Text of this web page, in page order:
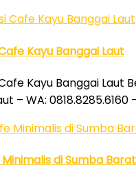
Kayu Banggai Laut
Kayu Banggai Laut
– WA:
di Sumba Barat